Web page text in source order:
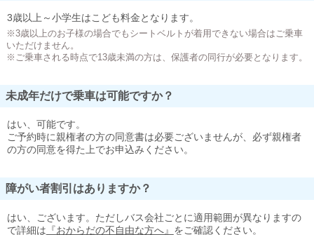
3歳以上～小学生はこども料金となります。
※3歳以上のお子様の場合でもシートベルトが着用できない場合はご乗車
いただけません。
※ご乗車される時点で13歳未満の方は、保護者の同行が必要となります。
未成年だけで乗車は可能ですか？
はい、可能です。
ご予約時に親権者の方の同意書は必要ございませんが、必ず親権者
の方の同意を得た上でお申込みください。
障がい者割引はありますか？
はい、ございます。ただしバス会社ごとに適用範囲が異なりますの
で詳細は 『おからだの不自由な方へ』 をご確認ください。